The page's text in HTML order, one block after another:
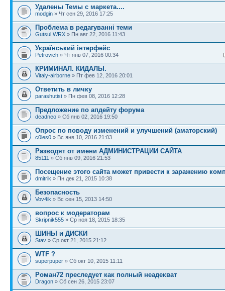
Удалены Темы с маркета....
modgin » Чт сен 29, 2016 17:25
Проблема в редагуванні теми
Gutsul WRX » Пн авг 22, 2016 11:43
Український інтерфейс
Petrovich » Чт янв 07, 2016 00:34
КРИМИНАЛ. КИДАЛЫ.
Vitaly-airborne » Пт фев 12, 2016 20:01
Ответить в личку
parashutist » Пн фев 08, 2016 12:28
Предложение по апдейту форума
deadneo » Сб янв 02, 2016 19:50
Опрос по поводу изменений и улучшений (аматорский)
c0les0 » Вс янв 10, 2016 21:03
Разводят от имени АДМИНИСТРАЦИИ САЙТА
85111 » Сб янв 09, 2016 21:53
Посещение этого сайта может привести к заражению
dmitrik » Пн дек 21, 2015 10:38
Безопасность
Vov4ik » Вс сен 15, 2013 14:50
вопрос к модераторам
Skripnik555 » Ср ноя 18, 2015 18:35
ШИНЫ и ДИСКИ
Stav » Ср окт 21, 2015 21:12
WTF ?
superpuper » Сб окт 10, 2015 11:11
Роман72 преследует как полный неадекват
Dragon » Сб сен 26, 2015 23:07